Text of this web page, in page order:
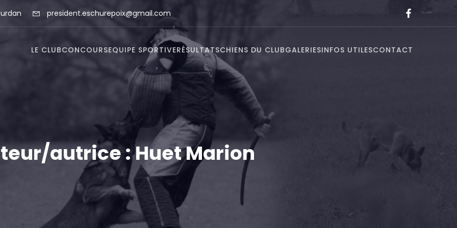
president.eschurepoix@gmail.com
LE CLUBCONCOURSEQUIPE SPORTIVERÉSULTATSCHIENS DU CLUBGALERIESINFOS UTILESCONTACT
autrice :Huet Marion